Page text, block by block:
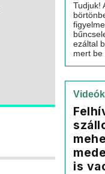
Tudjuk!
ezáltal
mert be
Videók
is